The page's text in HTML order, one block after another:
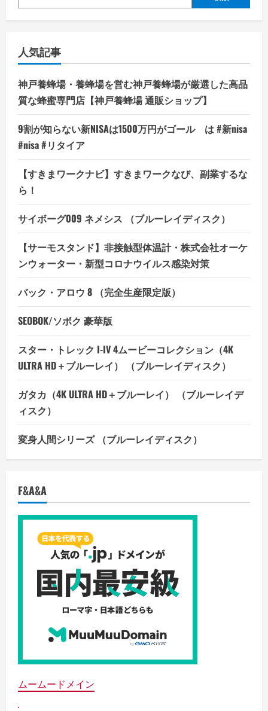
人気記事
神戸養蜂場・養蜂場を営む神戸養蜂場が厳選した高品
質な蜂蜜専門店【神戸養蜂場 通販ショップ】
9割が知らない新NISAは1500万円がゴール は #新nisa
#nisa #リタイア
【すきまワークナビ】すきまワークなび、副業するな
ら！
サイボーグ009 ネメシス （ブルーレイディスク）
【サーモスタンド】非接触型体温計・株式会社オーケ
ンウォーター・新型コロナウイルス感染対策
バック・アロウ 8 （完全生産限定版）
SEOBOK/ソボク 豪華版
スター・トレック I-IV 4ムービーコレクション（4K
ULTRA HD＋ブルーレイ） （ブルーレイディスク）
ガタカ（4K ULTRA HD＋ブルーレイ） （ブルーレイデ
ィスク）
変身人間シリーズ （ブルーレイディスク）
F&A&A
ムームードメイン